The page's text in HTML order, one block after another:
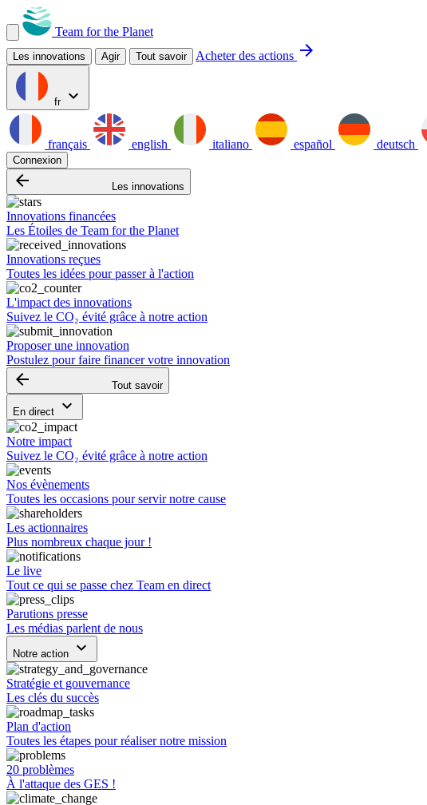
Team for the Planet
Les innovations Agir Tout savoir Acheter des actions arrow_forward
fr expand_more
français english italiano español deutsch
Connexion
arrow_backward Les innovations
Innovations financées
Les Étoiles de Team for the Planet
Innovations reçues
Toutes les idées pour passer à l'action
L'impact des innovations
Suivez le CO₂ évité grâce à notre action
Proposer une innovation
Postulez pour faire financer votre innovation
arrow_backward Tout savoir
En direct keyboard_arrow_down
Notre impact
Suivez le CO₂ évité grâce à notre action
Nos évènements
Toutes les occasions pour servir notre cause
Les actionnaires
Plus nombreux chaque jour !
Le live
Tout ce qui se passe chez Team en direct
Parutions presse
Les médias parlent de nous
Notre action keyboard_arrow_down
Stratégie et gouvernance
Les clés du succès
Plan d'action
Toutes les étapes pour réaliser notre mission
20 problèmes
À l'attaque des GES !